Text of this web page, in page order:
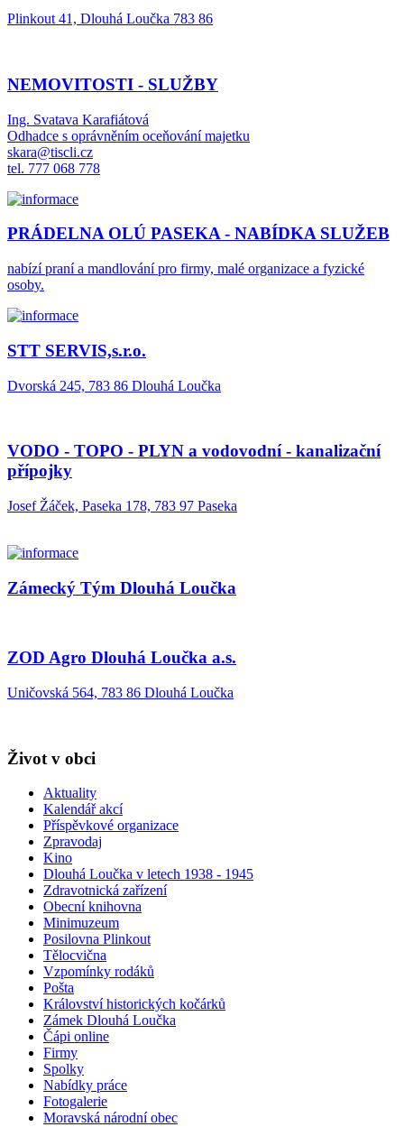
Plinkout 41, Dlouhá Loučka 783 86
NEMOVITOSTI - SLUŽBY
Ing. Svatava Karafiátová
Odhadce s oprávněním oceňování majetku
skara@tiscli.cz
tel. 777 068 778
PRÁDELNA OLÚ PASEKA - NABÍDKA SLUŽEB
nabízí praní a mandlování pro firmy, malé organizace a fyzické
osoby.
STT SERVIS,s.r.o.
Dvorská 245, 783 86 Dlouhá Loučka
VODO - TOPO - PLYN a vodovodní - kanalizační
přípojky
Josef Žáček, Paseka 178, 783 97 Paseka
Zámecký Tým Dlouhá Loučka
ZOD Agro Dlouhá Loučka a.s.
Uničovská 564, 783 86 Dlouhá Loučka
Život v obci
Aktuality
Kalendář akcí
Příspěvkové organizace
Zpravodaj
Kino
Dlouhá Loučka v letech 1938 - 1945
Zdravotnická zařízení
Obecní knihovna
Minimuzeum
Posilovna Plinkout
Tělocvična
Vzpomínky rodáků
Pošta
Království historických kočárků
Zámek Dlouhá Loučka
Čápi online
Firmy
Spolky
Nabídky práce
Fotogalerie
Moravská národní obec